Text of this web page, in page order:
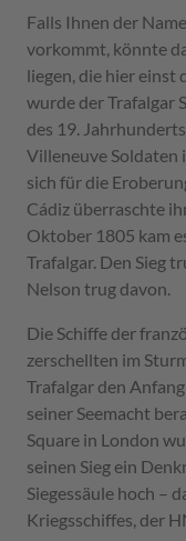
Falls Ihnen der
vorkommt, könnte
liegen, die hier einst
wurde der Trafalgar
des 19.
Villeneuve Soldaten
sich für die
Cádiz überraschte
Oktober 1805 kam
Trafalgar. Den Sieg
Nelson trug davon.
Die Schiffe der
zerschellten im
Trafalgar den
seiner Seemacht
Square in London
seinen Sieg ein
Siegessäule hoch –
Kriegsschiffes, der